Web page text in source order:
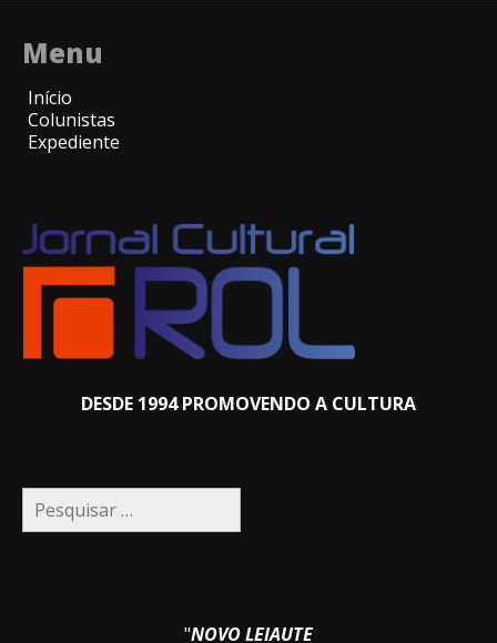
Menu
Início
Colunistas
Expediente
DESDE 1994 PROMOVENDO A CULTURA
Pesquisar
por:
"NOVO LEIAUTE